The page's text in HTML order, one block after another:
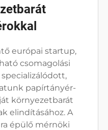
európai startup,
csomagolási
papírtányér-
környezetbarát
elindításához. A
épülő mérnöki